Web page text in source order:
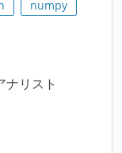
numpy
ナリスト